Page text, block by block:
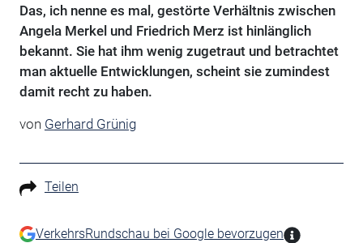
Das, ich nenne es mal, gestörte Verhältnis zwischen
Angela Merkel und Friedrich Merz ist hinlänglich
bekannt. Sie hat ihm wenig zugetraut und betrachtet
man aktuelle Entwicklungen, scheint sie zumindest
damit recht zu haben.
von Gerhard Grünig
Teilen
VerkehrsRundschau bei Google bevorzugen